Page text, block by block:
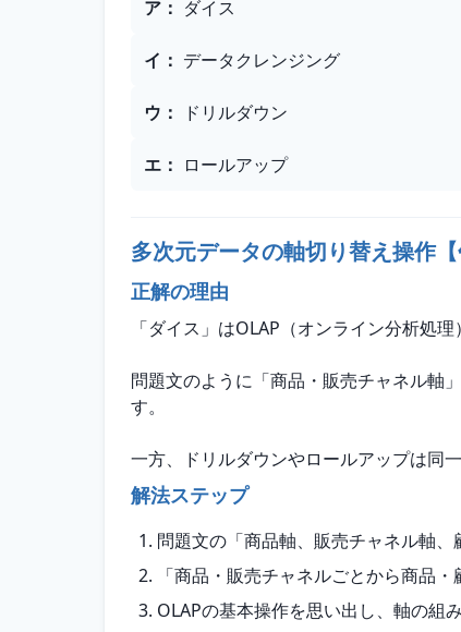
ア ： ダイス
イ ： データクレンジング
ウ ： ドリルダウン
エ ： ロールアップ
多次元データの軸切り替え操作【
正解の理由
「ダイス」はOLAP（オンライン分析処
問題文のように「商品・販売チャネル軸
す。
一方、ドリルダウンやロールアップは同
解法ステップ
問題文の「商品軸、販売チャネル軸、
「商品・販売チャネルごとから商品
OLAPの基本操作を思い出し、軸の組